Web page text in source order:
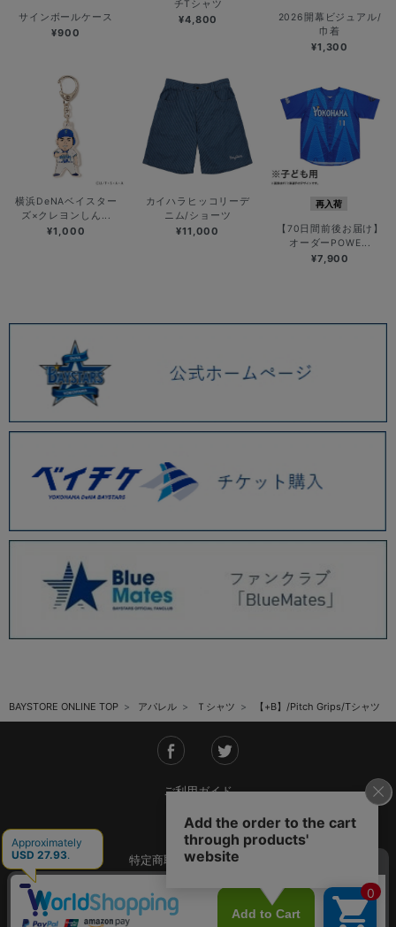
サインボールケース
¥900
チTシャツ
¥4,800
2026開幕ビジュアル/
巾着
¥1,300
横浜DeNAベイスター
ズ×クレヨンしん...
¥1,000
カイハラヒッコリーデ
ニム/ショーツ
¥11,000
再入荷
【70日間前後お届け】
オーダーPOWE...
¥7,900
BAYSTORE ONLINE TOP アパレル Ｔシャツ 【+B】/Pitch Grips/Tシャツ
ご利用ガイド
会社概要
特定商取引法に基づく表記
ご利用規約